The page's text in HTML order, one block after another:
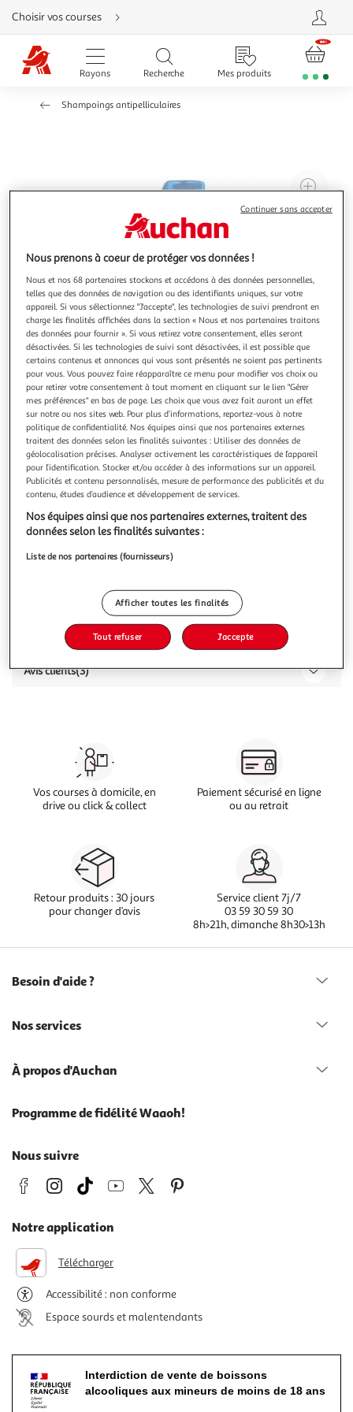
Aller
directement
au
contenu
Aller
directement
Aller
Choisir vos courses
Rayons Recherche Mes produits
Shampoings antipelliculaires
5.0 (3)
HEAD & SHOULDERS
Shampooing anti pelliculaire 2 en 1 citrus fresh
270ml
Vous voulez connaître le prix de ce produit ?
Caractéristiques
Avis clients(3)
Vos courses à domicile, en
drive ou click & collect
Paiement sécurisé en ligne
ou au retrait
Retour produits : 30 jours
pour changer d’avis
Service client 7j/7
03 59 30 59 30
8h>21h, dimanche 8h30>13h
Besoin d'aide ?
Nos services
À propos d'Auchan
Programme de fidélité Waaoh!
Nous suivre
Notre application
Télécharger
Accessibilité : non conforme
Espace sourds et malentendants
Interdiction de vente de boissons
alcooliques aux mineurs de moins de 18 ans
Nous prenons à coeur de protéger vos données !
Nous et nos 68 partenaires stockons et accédons à des données personnelles,
telles que des données de navigation ou des identifiants uniques, sur votre
appareil. Si vous sélectionnez "J'accepte", les technologies de suivi prendront en
charge les finalités affichées dans la section « Nous et nos partenaires traitons
des données pour fournir ». Si vous retirez votre consentement, elles seront
désactivées. Si les technologies de suivi sont désactivées, il est possible que
certains contenus et annonces qui vous sont présentés ne soient pas pertinents
pour vous. Vous pouvez faire réapparaître ce menu pour modifier vos choix ou
pour retirer votre consentement à tout moment en cliquant sur le lien "Gérer
mes préférences" en bas de page. Les choix que vous avez fait auront un effet
sur notre ou nos sites web. Pour plus d’informations, reportez-vous à notre
politique de confidentialité. Nos équipes ainsi que nos partenaires externes
traitent des données selon les finalités suivantes : Utiliser des données de
géolocalisation précises. Analyser activement les caractéristiques de l’appareil
pour l’identification. Stocker et/ou accéder à des informations sur un appareil.
Publicités et contenu personnalisés, mesure de performance des publicités et du
contenu, études d’audience et développement de services.
Nos équipes ainsi que nos partenaires externes, traitent des
données selon les finalités suivantes :
Liste de nos partenaires (fournisseurs)
Afficher toutes les finalités
Tout refuser J'accepte
Continuer sans accepter